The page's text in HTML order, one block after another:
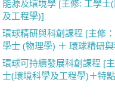
能源及環境學 [主修: 工學
及工程學)]
環球精研與科創課程 [主修
學士 (物理學) ＋ 環球精研
環球可持續發展科創課程 [
士(環境科學及工程學)＋特